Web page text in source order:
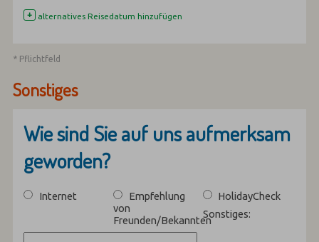
+ alternatives Reisedatum hinzufügen
* Pflichtfeld
Sonstiges
Wie sind Sie auf uns aufmerksam
geworden?
Internet
Empfehlung
von
Freunden/Bekannten
HolidayCheck
Sonstiges: